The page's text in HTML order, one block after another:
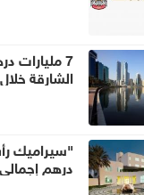
7 مليارات
الشارقة
درهم إجمالي